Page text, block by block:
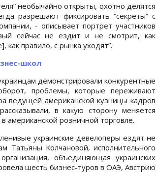
необычайно открыты, охотно делятся
разрешают фиксировать “секреты” с
- описывает портрет участников
сейчас не ездит и не смотрит, как
правило, с рынка уходят”.
школ
демонстрировали конкурентные
проблемы, которые переживают
ведущей американской кузницы кадров
в какую сторону меняется
американской розничной торговле.
украинские девелоперы ездят не
Татьяны Колчановой, исполнительного
объединяющая украинских
шесть бизнес-туров в ОАЭ, Австрию